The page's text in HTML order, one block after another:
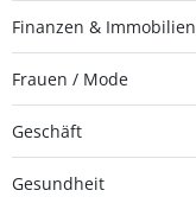
Finanzen & Immobilien
Frauen / Mode
Geschäft
Gesundheit